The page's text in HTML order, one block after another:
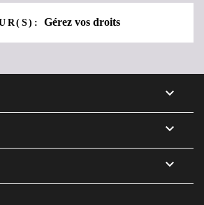
Gérez vos droits


